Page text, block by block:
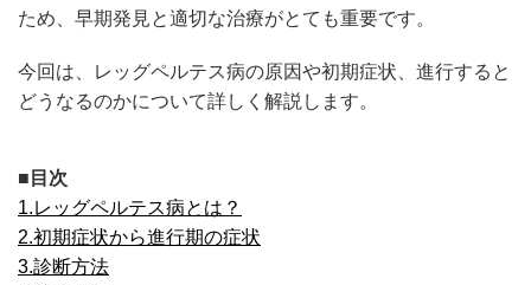
ため、早期発見と適切な治療がとても重要です。
今回は、レッグペルテス病の原因や初期症状、進行すると
どうなるのかについて詳しく解説します。
■目次
1.レッグペルテス病とは？
2.初期症状から進行期の症状
3.診断方法